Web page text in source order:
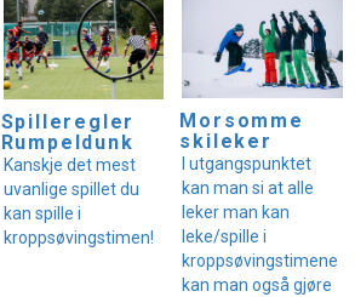
Spilleregler
Rumpeldunk
Kanskje det mest
uvanlige spillet du
kan spille i
kroppsøvingstimen!
Morsomme
skileker
I utgangspunktet
kan man si at alle
leker man kan
leke/spille i
kroppsøvingstimene
kan man også gjøre